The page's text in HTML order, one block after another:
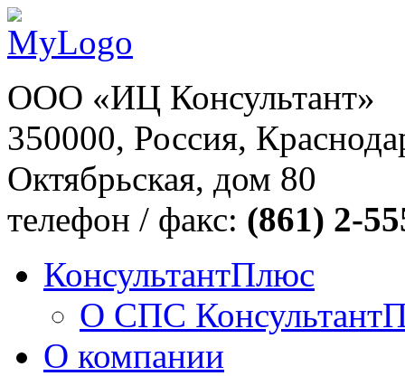
ООО «ИЦ Консультант»
350000, Россия,
Октябрьская, дом 80
телефон / факс: (861) 2-
КонсультантПлюс
О СПС
О компании